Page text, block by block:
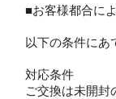
■お客様都合に
以下の条件にあ
対応条件
ご交換は未開封